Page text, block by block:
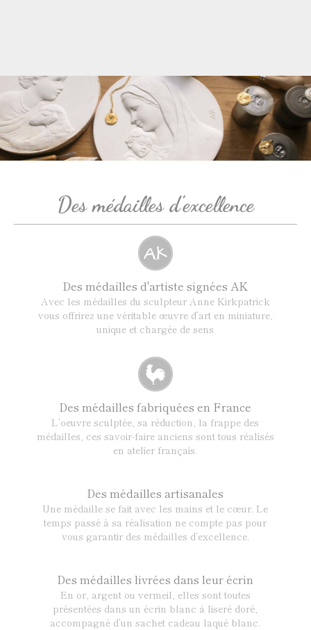
Des médailles d'excellence
Des médailles d'artiste signées AK
Avec les médailles du sculpteur Anne Kirkpatrick
vous offrirez une véritable œuvre d’art en miniature,
unique et chargée de sens
Des médailles fabriquées en France
L’oeuvre sculptée, sa réduction, la frappe des
médailles, ces savoir-faire anciens sont tous réalisés
en atelier français.
Des médailles artisanales
Une médaille se fait avec les mains et le cœur. Le
temps passé à sa réalisation ne compte pas pour
vous garantir des médailles d’excellence.
Des médailles livrées dans leur écrin
En or, argent ou vermeil, elles sont toutes
présentées dans un écrin blanc à liseré doré,
accompagné d’un sachet cadeau laqué blanc.